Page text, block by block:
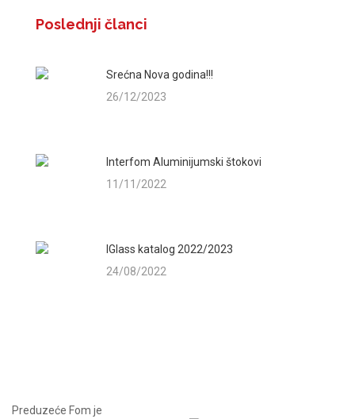
Poslednji članci
Srećna Nova godina!!!
26/12/2023
Interfom Aluminijumski štokovi
11/11/2022
IGlass katalog 2022/2023
24/08/2022
Preduzeće Fom je